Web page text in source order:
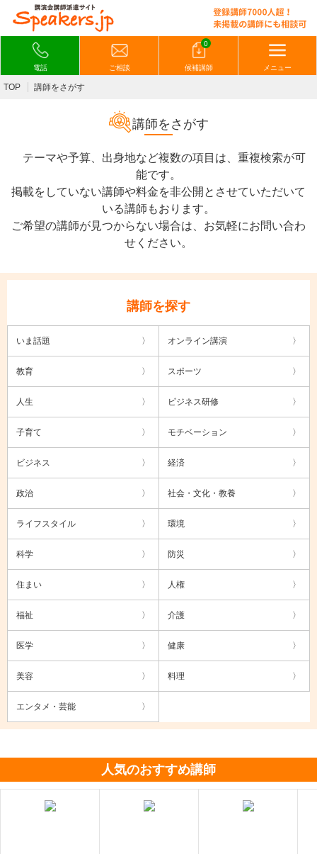
電話 ご相談
0
候補講師 メニュー
TOP 講師をさがす
講師をさがす
テーマや予算、出身地など複数の項目は、重複検索が可
能です。
掲載をしていない講師や料金を非公開とさせていただいて
いる講師もおります。
ご希望の講師が見つからない場合は、お気軽にお問い合わ
せください。
講師を探す
いま話題 オンライン講演
教育 スポーツ
人生 ビジネス研修
子育て モチベーション
ビジネス 経済
政治 社会・文化・教養
ライフスタイル 環境
科学 防災
住まい 人権
福祉 介護
医学 健康
美容 料理
エンタメ・芸能
人気のおすすめ講師